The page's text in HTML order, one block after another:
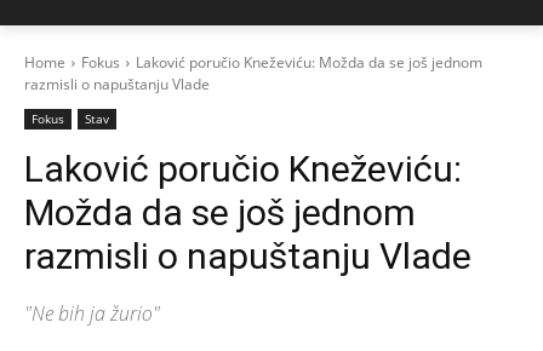
Home Fokus
Laković poručio Kneževiću: Možda da se još jednom
razmisli o napuštanju Vlade
Fokus Stav
Laković poručio Kneževiću:
Možda da se još jednom
razmisli o napuštanju Vlade
"Ne bih ja žurio"